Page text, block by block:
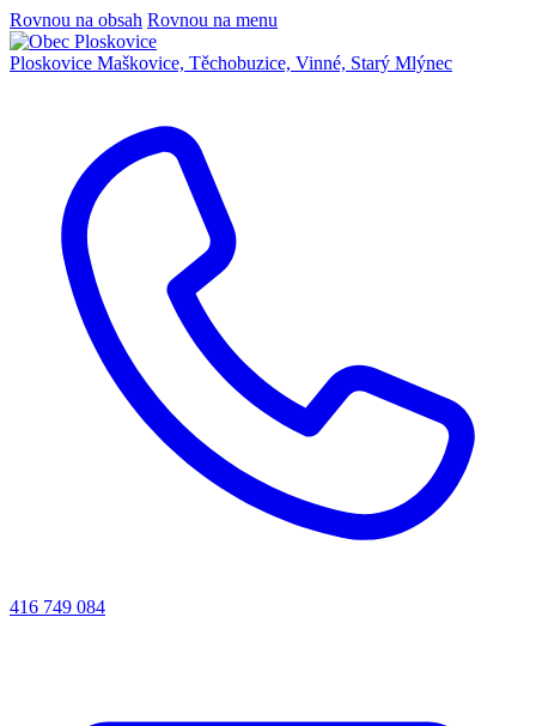
Rovnou na obsah Rovnou na menu
Ploskovice Maškovice, Těchobuzice, Vinné, Starý Mlýnec
416 749 084